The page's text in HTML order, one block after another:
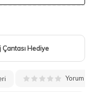
Çantası Hediye
Yorum